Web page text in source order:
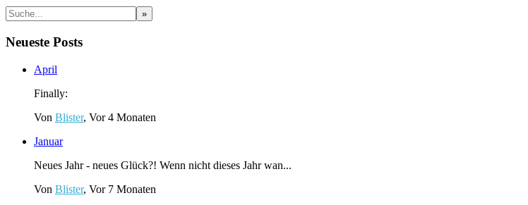
Neueste Posts
April
Finally:
Von Blister, Vor 4 Monaten
Januar
Neues Jahr - neues Glück?! Wenn nicht dieses Jahr wan...
Von Blister, Vor 7 Monaten